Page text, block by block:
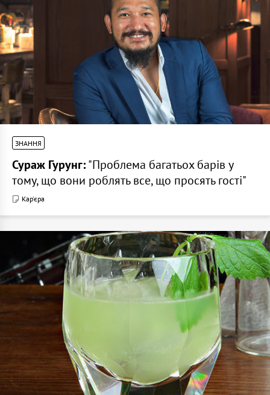
ЗНАННЯ
Сураж Гурунг:"Проблема багатьох барів у
тому, що вони роблять все, що просять гості"
Кар'єра